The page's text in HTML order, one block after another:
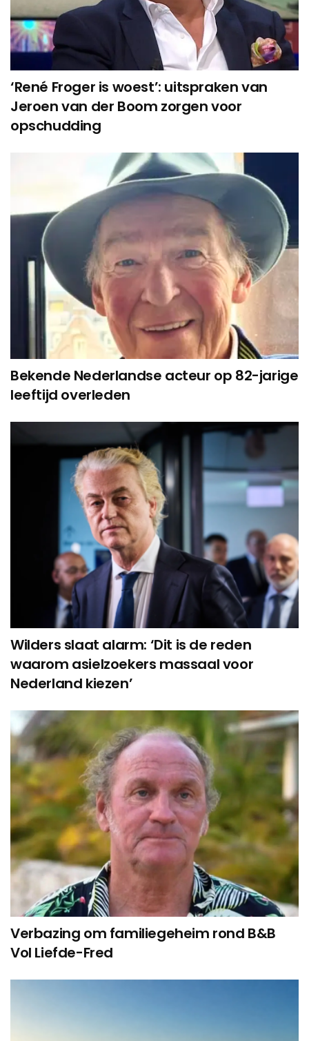
‘René Froger is woest’: uitspraken van
Jeroen van der Boom zorgen voor
opschudding
Bekende Nederlandse acteur op 82-jarige
leeftijd overleden
Wilders slaat alarm: ‘Dit is de reden
waarom asielzoekers massaal voor
Nederland kiezen’
Verbazing om familiegeheim rond B&B
Vol Liefde-Fred